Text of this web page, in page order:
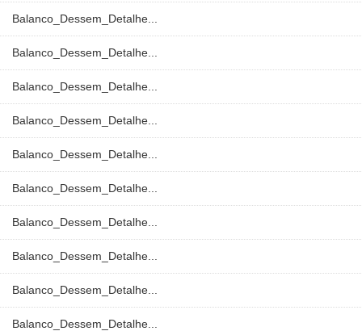
Balanco_Dessem_Detalhe...
Balanco_Dessem_Detalhe...
Balanco_Dessem_Detalhe...
Balanco_Dessem_Detalhe...
Balanco_Dessem_Detalhe...
Balanco_Dessem_Detalhe...
Balanco_Dessem_Detalhe...
Balanco_Dessem_Detalhe...
Balanco_Dessem_Detalhe...
Balanco_Dessem_Detalhe...